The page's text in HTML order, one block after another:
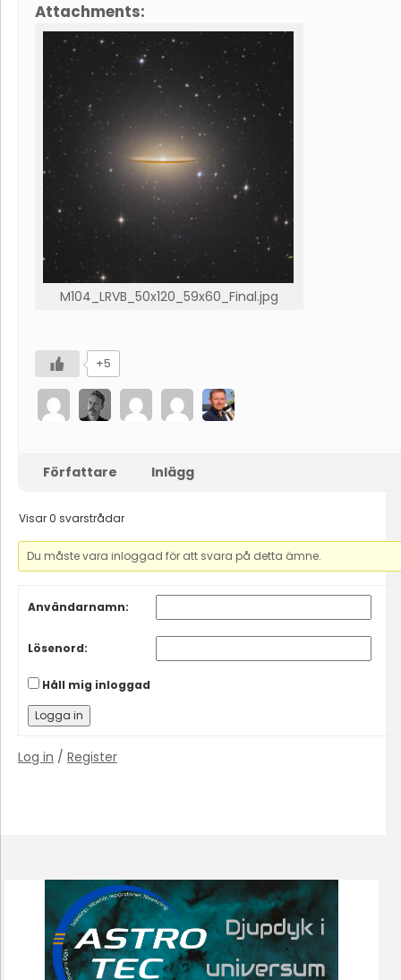
Attachments:
M104_LRVB_50x120_59x60_Final.jpg
+5
Författare Inlägg
Visar 0 svarstrådar
Du måste vara inloggad för att svara på detta ämne.
Användarnamn:
Lösenord:
Håll mig inloggad
Logga in
Log in / Register